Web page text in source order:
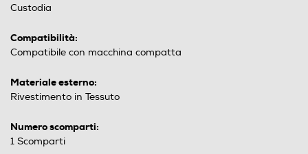
Custodia
Compatibilità:
Compatibile con macchina compatta
Materiale esterno:
Rivestimento in Tessuto
Numero scomparti:
1 Scomparti